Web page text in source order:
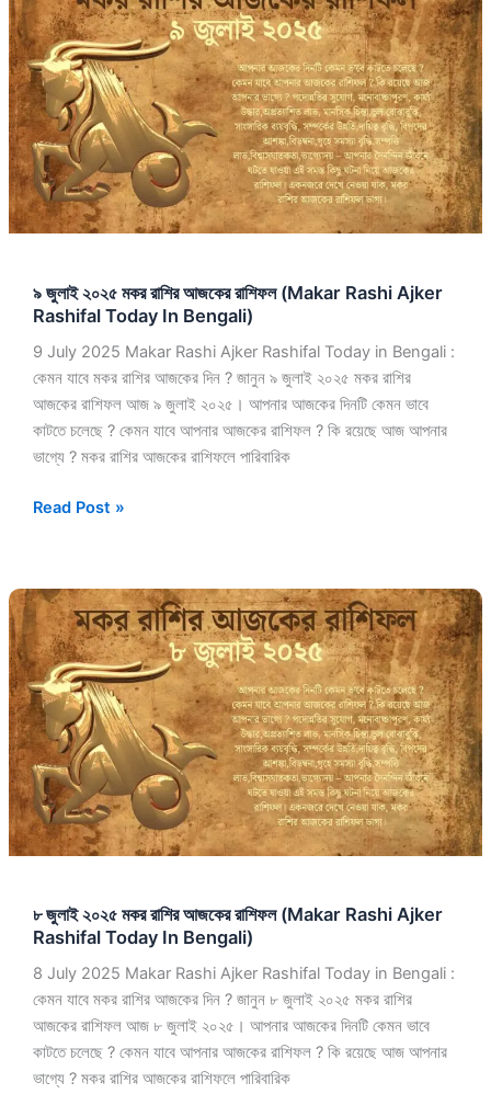
৯ জুলাই ২০২৫ মকর রাশির আজকের রাশিফল (Makar Rashi Ajker
Rashifal Today In Bengali)
9 July 2025 Makar Rashi Ajker Rashifal Today in Bengali :
কেমন যাবে মকর রাশির আজকের দিন ? জানুন ৯ জুলাই ২০২৫ মকর রাশির
আজকের রাশিফল আজ ৯ জুলাই ২০২৫। আপনার আজকের দিনটি কেমন ভাবে
কাটতে চলেছে ? কেমন যাবে আপনার আজকের রাশিফল ? কি রয়েছে আজ আপনার
ভাগ্যে ? মকর রাশির আজকের রাশিফলে পারিবারিক
জুলাই
২০২৫
মকর
রাশির
আজকের
রাশিফল
(Makar
Rashi
Ajker
In
Bengali)
Read Post »
৮ জুলাই ২০২৫ মকর রাশির আজকের রাশিফল (Makar Rashi Ajker
Rashifal Today In Bengali)
8 July 2025 Makar Rashi Ajker Rashifal Today in Bengali :
কেমন যাবে মকর রাশির আজকের দিন ? জানুন ৮ জুলাই ২০২৫ মকর রাশির
আজকের রাশিফল আজ ৮ জুলাই ২০২৫। আপনার আজকের দিনটি কেমন ভাবে
কাটতে চলেছে ? কেমন যাবে আপনার আজকের রাশিফল ? কি রয়েছে আজ আপনার
ভাগ্যে ? মকর রাশির আজকের রাশিফলে পারিবারিক
৮
জুলাই
২০২৫
মকর
রাশির
আজকের
রাশিফল
(Makar
Rashi
Ajker
In
Bengali)